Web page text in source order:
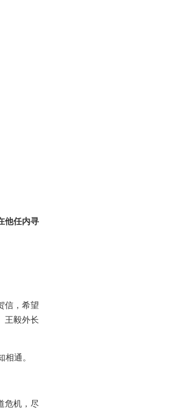
他任内寻
信，希望
王毅外长
通。
危机，尽